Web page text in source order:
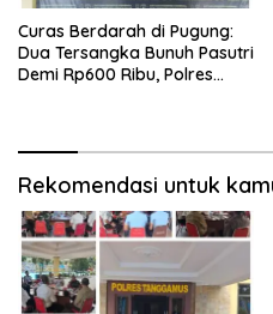
Curas Berdarah di Pugung:
Dua Tersangka Bunuh Pasutri
Demi Rp600 Ribu, Polres
Rekomendasi untuk